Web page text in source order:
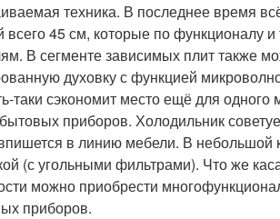
техника. В последнее время
45 см, которые по функционалу и
В сегменте зависимых плит также
духовку с функцией
сэко­номит место ещё для одного
приборов. Холодильник
в линию мебели. В небольшой
(с угольными фильтрами). Что же
можно приобрести
приборов.